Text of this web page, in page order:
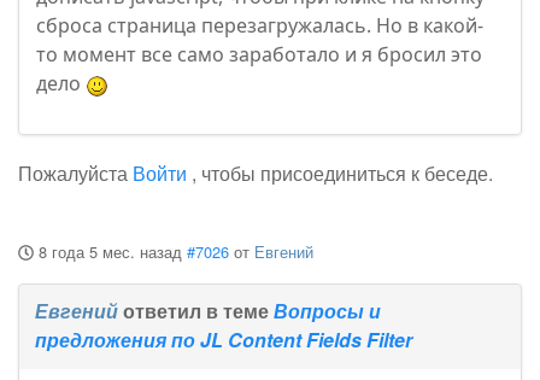
сброса страница перезагружалась. Но в какой-
то момент все само заработало и я бросил это
дело
Пожалуйста Войти , чтобы присоединиться к беседе.
8 года 5 мес. назад #7026 от Евгений
Евгенийответил в темеВопросы и
предложения по JL Content Fields Filter